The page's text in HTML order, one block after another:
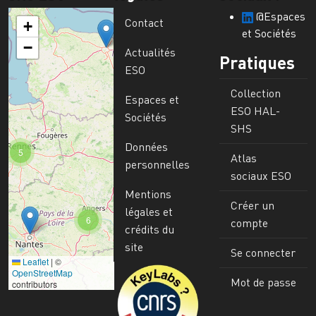
6
5
+
−
Leaflet | ©
OpenStreetMap
contributors
Contact
Actualités
ESO
Espaces et
Sociétés
Données
personnelles
Mentions
légales et
crédits du
site
Image
@Espaces
et Sociétés
Pratiques
Collection
ESO HAL-
SHS
Atlas
sociaux ESO
Créer un
compte
Se connecter
Mot de passe